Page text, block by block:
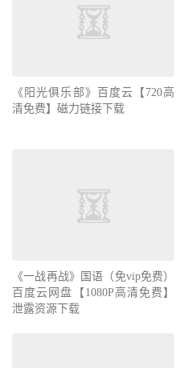
《阳光俱乐部》百度云【720高
清免费】磁力链接下载
《一战再战》国语（免vip免费）
百度云网盘【1080P高清免费】
泄露资源下载